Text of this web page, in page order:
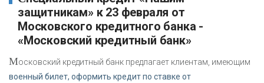
защитникам» к 23 февраля от
Московского кредитного банка -
«Московский кредитный банк»
Московский кредитный банк предлагает клиентам, имеющим
военный билет, оформить кредит по ставке от